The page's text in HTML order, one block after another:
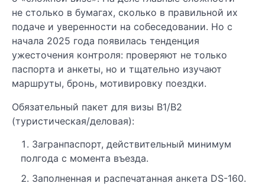
не столько в бумагах, сколько в правильной их
подаче и уверенности на собеседовании. Но с
начала 2025 года появилась тенденция
ужесточения контроля: проверяют не только
паспорта и анкеты, но и тщательно изучают
маршруты, бронь, мотивировку поездки.
Обязательный пакет для визы B1/B2
(туристическая/деловая):
Загранпаспорт, действительный минимум
полгода с момента въезда.
Заполненная и распечатанная анкета DS-160.